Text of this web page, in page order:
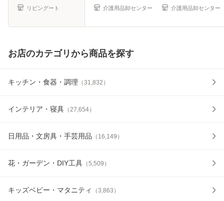
歩行リビングート
助具 カート
介護用品卸センター
字型ハ介護用品卸センター
お店のカテゴリから商品を探す
キッチン・食器・調理 （31,832 ）
インテリア・寝具 （27,654）
日用品・文房具・手芸用品 （ 16,149 ）
花・ガーデン・DIY工具 （5,509 ）
キッズベビー・マタニティ （3,863 ）